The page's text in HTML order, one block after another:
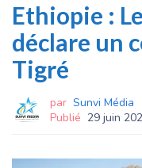
Ethiopie :
déclare un
Tigré
par Sunvi Média
Publié 29 juin